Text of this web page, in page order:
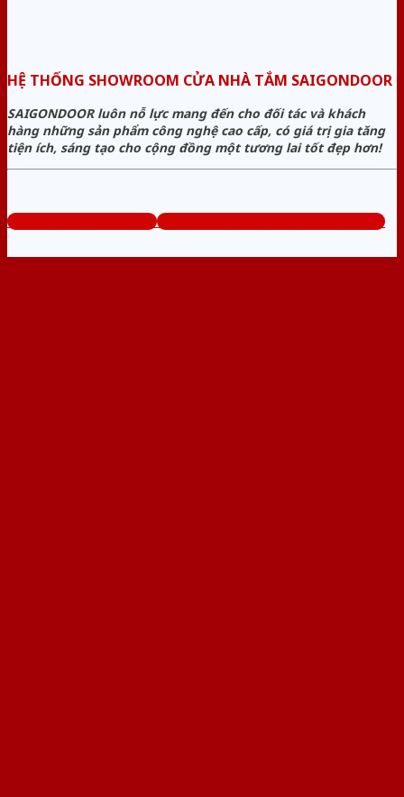
HỆ THỐNG SHOWROOM CỬA NHÀ TẮM SAIGONDOOR
SAIGONDOOR luôn nỗ lực mang đến cho đối tác và khách
hàng những sản phẩm công nghệ cao cấp, có giá trị gia tăng
tiện ích, sáng tạo cho cộng đồng một tương lai tốt đẹp hơn!
www.cuanhuavango.com Tổng đài tư vấn miễn phí: 0824.400.400